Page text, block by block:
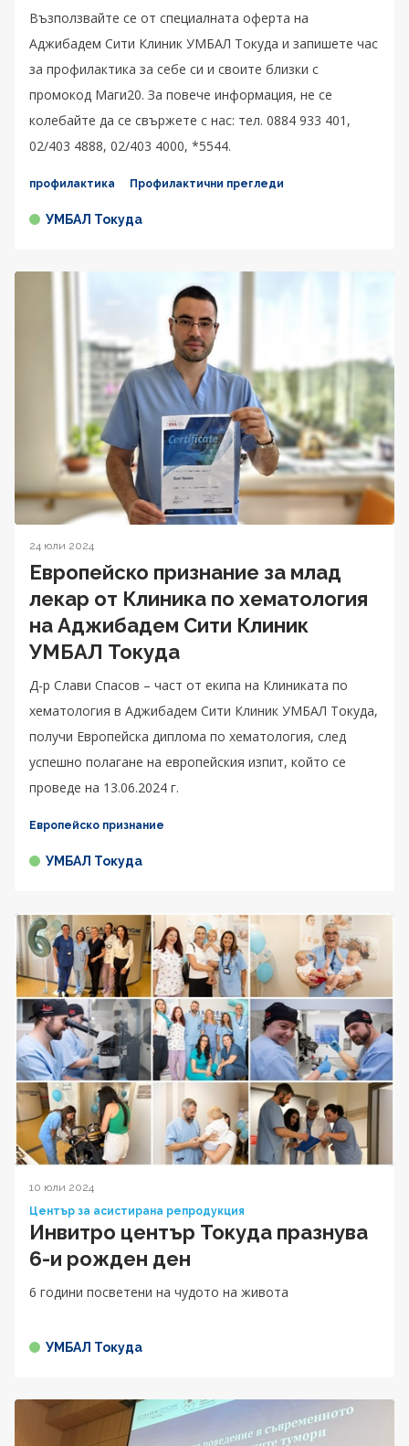
Възползвайте се от специалната оферта на
Аджибадем Сити Клиник УМБАЛ Токуда и запишете час
за профилактика за себе си и своите близки с
промокод Маги20. За повече информация, не се
колебайте да се свържете с нас: тел. 0884 933 401,
02/403 4888, 02/403 4000, *5544.
профилактика Профилактични прегледи
УМБАЛ Токуда
24 юли 2024
Европейско признание за млад
лекар от Клиника по хематология
на Аджибадем Сити Клиник
УМБАЛ Токуда
Д-р Слави Спасов – част от екипа на Клиниката по
хематология в Аджибадем Сити Клиник УМБАЛ Токуда,
получи Европейска диплома по хематология, след
успешно полагане на европейския изпит, който се
проведе на 13.06.2024 г.
Европейско признание
УМБАЛ Токуда
10 юли 2024
Център за асистирана репродукция
Инвитро център Токуда празнува
6-и рожден ден
6 години посветени на чудото на живота
УМБАЛ Токуда